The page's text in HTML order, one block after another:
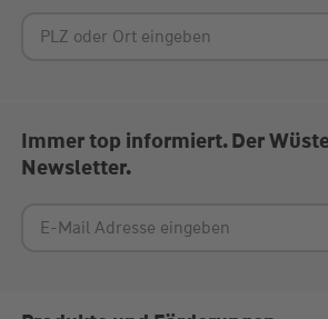
Immer top informiert. Der
Newsletter.